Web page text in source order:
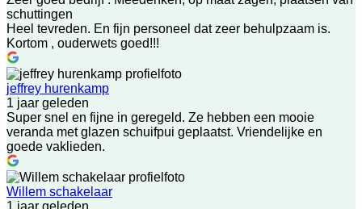
schuttingen
Heel tevreden. En fijn personeel dat zeer behulpzaam is.
Kortom , ouderwets goed!!!
jeffrey hurenkamp
1 jaar geleden
Super snel en fijne in geregeld. Ze hebben een mooie
veranda met glazen schuifpui geplaatst. Vriendelijke en
goede vaklieden.
Willem schakelaar
1 jaar geleden